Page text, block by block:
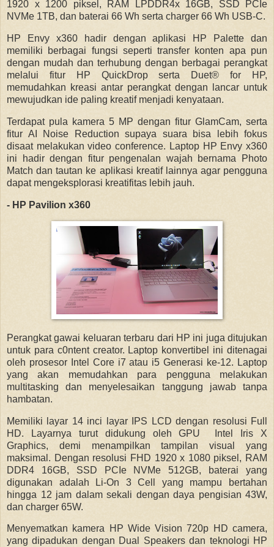
1920 x 1200 piksel, RAM LPDDR4x 16GB, SSD PCIe
NVMe 1TB, dan baterai 66 Wh serta charger 66 Wh USB-C.
HP Envy x360 hadir dengan aplikasi HP Palette dan
memiliki berbagai fungsi seperti transfer konten apa pun
dengan mudah dan terhubung dengan berbagai perangkat
melalui fitur HP QuickDrop serta Duet® for HP,
memudahkan kreasi antar perangkat dengan lancar untuk
mewujudkan ide paling kreatif menjadi kenyataan.
Terdapat pula kamera 5 MP dengan fitur GlamCam, serta
fitur AI Noise Reduction supaya suara bisa lebih fokus
disaat melakukan video conference. Laptop HP Envy x360
ini hadir dengan fitur pengenalan wajah bernama Photo
Match dan tautan ke aplikasi kreatif lainnya agar pengguna
dapat mengeksplorasi kreatifitas lebih jauh.
- HP Pavilion x360
Perangkat gawai keluaran terbaru dari HP ini juga ditujukan
untuk para c0ntent creator. Laptop konvertibel ini ditenagai
oleh prosesor Intel Core i7 atau i5 Generasi ke-12. Laptop
yang akan memudahkan para pengguna melakukan
multitasking dan menyelesaikan tanggung jawab tanpa
hambatan.
Memiliki layar 14 inci layar IPS LCD dengan resolusi Full
HD. Layarnya turut didukung oleh GPU Intel Iris X
Graphics, demi menampilkan tampilan visual yang
maksimal. Dengan resolusi FHD 1920 x 1080 piksel, RAM
DDR4 16GB, SSD PCIe NVMe 512GB, baterai yang
digunakan adalah Li-On 3 Cell yang mampu bertahan
hingga 12 jam dalam sekali dengan daya pengisian 43W,
dan charger 65W.
Menyematkan kamera HP Wide Vision 720p HD camera,
yang dipadukan dengan Dual Speakers dan teknologi HP